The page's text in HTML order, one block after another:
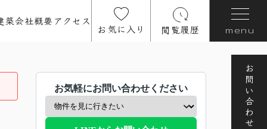
築会社概要アクセス
お気に入り 閲覧履歴 menu
お問い合わせ
お気軽にお問い合わせください